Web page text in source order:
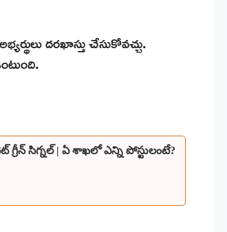
దరఖాస్తు చేసుకోవచ్చు.
గ్రీన్ సిగ్నల్ | ఏ శాఖలో ఎన్ని పోస్టులంటే?